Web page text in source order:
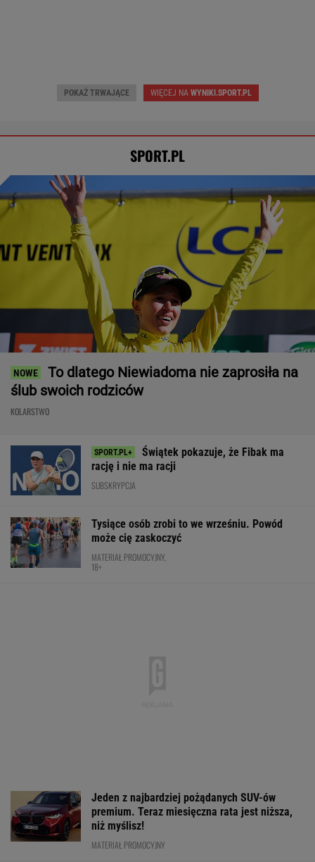
POKAŻ TRWAJĄCE WIĘCEJ NAWYNIKI.SPORT.PL
SPORT.PL
To dlatego Niewiadoma nie zaprosiła na
ślub swoich rodziców
KOLARSTWO
Świątek pokazuje, że Fibak ma
rację i nie ma racji
SUBSKRYPCJA
Tysiące osób zrobi to we wrześniu. Powód
może cię zaskoczyć
MATERIAŁ PROMOCYJNY,
18+
Jeden z najbardziej pożądanych SUV-ów
premium. Teraz miesięczna rata jest niższa,
niż myślisz!
MATERIAŁ PROMOCYJNY